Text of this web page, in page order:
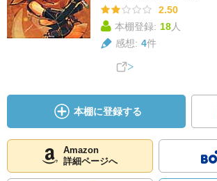
2.50
本棚登録: 18人
感想: 4件
本棚に登録する
Amazon
詳細ページへ